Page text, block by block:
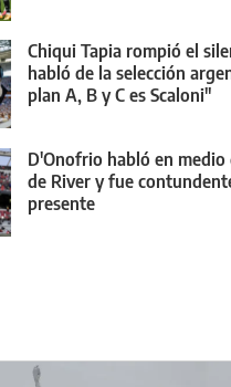
Chiqui Tapia rompió el
habló de la selección
plan A, B y C es Scaloni"
D'Onofrio habló en medio
de River y fue
presente